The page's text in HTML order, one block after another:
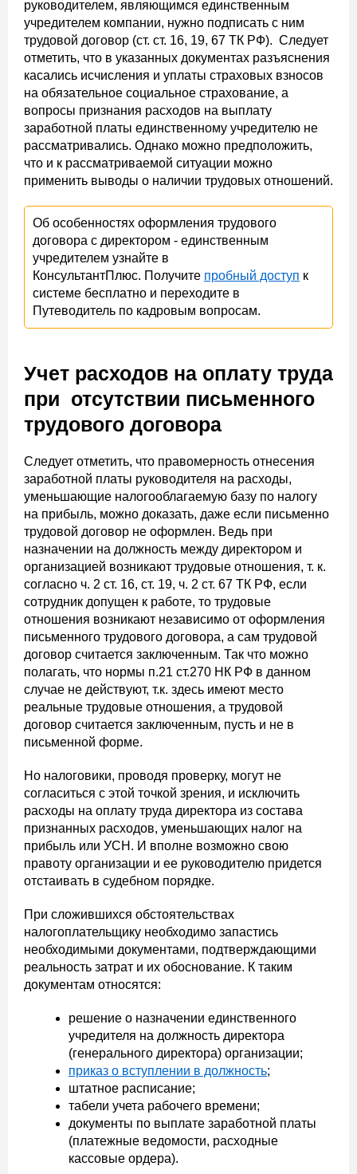
руководителем, являющимся единственным
учредителем компании, нужно подписать с ним
трудовой договор (ст. ст. 16, 19, 67 ТК РФ). Следует
отметить, что в указанных документах разъяснения
касались исчисления и уплаты страховых взносов
на обязательное социальное страхование, а
вопросы признания расходов на выплату
заработной платы единственному учредителю не
рассматривались. Однако можно предположить,
что и к рассматриваемой ситуации можно
применить выводы о наличии трудовых отношений.
Об особенностях оформления трудового
договора с директором - единственным
учредителем узнайте в
КонсультантПлюс. Получите пробный доступ к
системе бесплатно и переходите в
Путеводитель по кадровым вопросам.
Учет расходов на оплату труда
при отсутствии письменного
трудового договора
Следует отметить, что правомерность отнесения
заработной платы руководителя на расходы,
уменьшающие налогооблагаемую базу по налогу
на прибыль, можно доказать, даже если письменно
трудовой договор не оформлен. Ведь при
назначении на должность между директором и
организацией возникают трудовые отношения, т. к.
согласно ч. 2 ст. 16, ст. 19, ч. 2 ст. 67 ТК РФ, если
сотрудник допущен к работе, то трудовые
отношения возникают независимо от оформления
письменного трудового договора, а сам трудовой
договор считается заключенным. Так что можно
полагать, что нормы п.21 ст.270 НК РФ в данном
случае не действуют, т.к. здесь имеют место
реальные трудовые отношения, а трудовой
договор считается заключенным, пусть и не в
письменной форме.
Но налоговики, проводя проверку, могут не
согласиться с этой точкой зрения, и исключить
расходы на оплату труда директора из состава
признанных расходов, уменьшающих налог на
прибыль или УСН. И вполне возможно свою
правоту организации и ее руководителю придется
отстаивать в судебном порядке.
При сложившихся обстоятельствах
налогоплательщику необходимо запастись
необходимыми документами, подтверждающими
реальность затрат и их обоснование. К таким
документам относятся:
решение о назначении единственного
учредителя на должность директора
(генерального директора) организации;
приказ о вступлении в должность;
штатное расписание;
табели учета рабочего времени;
документы по выплате заработной платы
(платежные ведомости, расходные
кассовые ордера).